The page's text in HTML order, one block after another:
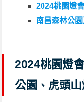
2024桃園燈
南昌森林公
2024桃園燈
公園、虎頭